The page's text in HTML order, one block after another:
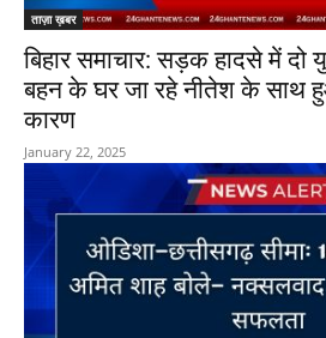
ताज़ा ख़बर
बिहार समाचार: सड़क हादसे में दो
बहन के घर जा रहे नीतेश के साथ
कारण
January 22, 2025